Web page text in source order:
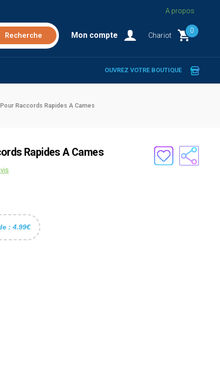
A propos
Mon compte Chariot
0
OUVREZ VOTRE BOUTIQUE
Raccords Rapides A Cames
Rapides A Cames
: 4.99€